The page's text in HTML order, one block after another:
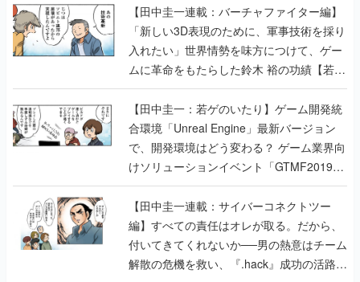
【田中圭一連載：バーチャファイター編】
「新しい3D表現のために、軍事技術を採り
入れたい」世界情勢を味方につけて、ゲー
ムに革命をもたらした鈴木 裕の功績【若ゲ
のいたり】
【田中圭一：若ゲのいたり】ゲーム開発統
合環境「Unreal Engine」最新バージョン
で、開発環境はどう変わる？ ゲーム業界向
けソリューションイベント「GTMF2019」
に行って、より理解を深めよう【PR】
【田中圭一連載：サイバーコネクトツー
編】すべての責任はオレが取る。だから、
付いてきてくれないか──男の熱意はチーム
解散の危機を救い、『.hack』成功の活路を